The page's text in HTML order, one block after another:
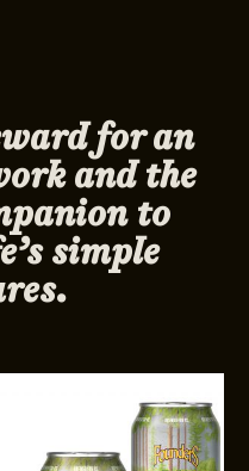
for an
and the
to
simple